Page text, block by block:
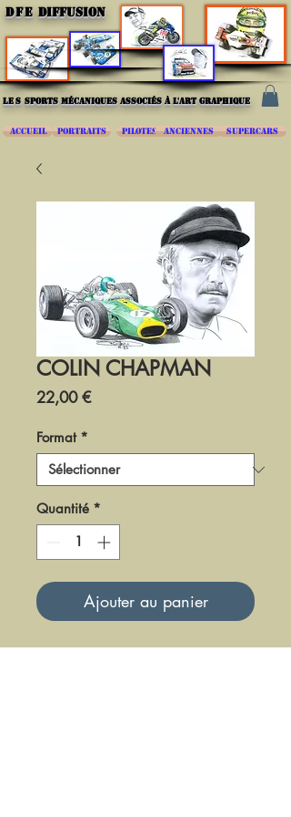
DFE DIFFUSION
les sports mécaniques associés à l'art graphique
ACCUEIL PORTRAITS PILOTES ANCIENNES SUPERCARS
COLIN CHAPMAN
22,00 €Prix
Format *
Quantité *
Ajouter au panier
DLGF-01